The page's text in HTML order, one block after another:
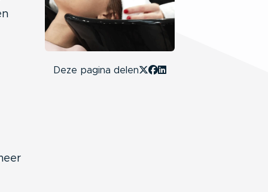
Deze pagina delen